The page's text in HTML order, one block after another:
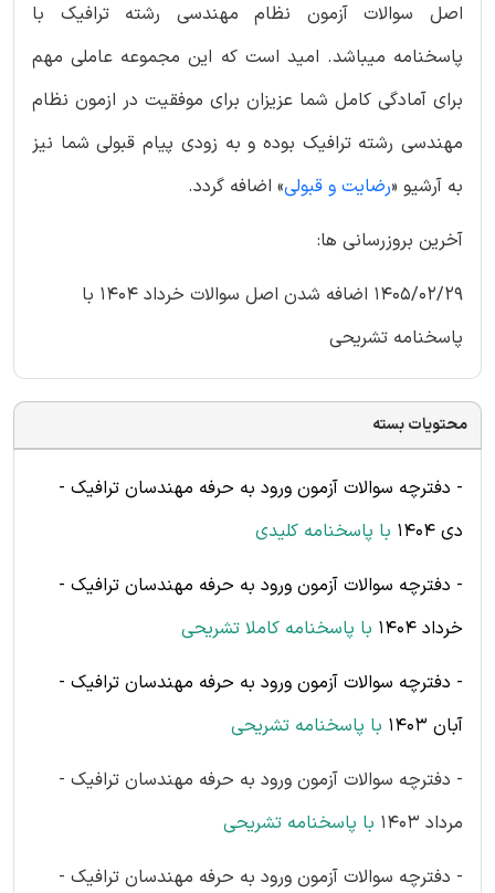
اصل سوالات آزمون نظام مهندسی رشته ترافیک با
پاسخنامه میباشد. امید است که این مجموعه عاملی مهم
برای آمادگی کامل شما عزیزان برای موفقیت در ازمون نظام
مهندسی رشته ترافیک بوده و به زودی پیام قبولی شما نیز
به آرشیو «رضایت و قبولی» اضافه گردد.
آخرین بروزرسانی ها:
1405/02/29 اضافه شدن اصل سوالات خرداد 1404 با
پاسخنامه تشریحی
محتویات بسته
- دفترچه سوالات آزمون ورود به حرفه مهندسان ترافیک -
دی 1404
با پاسخنامه کلیدی
- دفترچه سوالات آزمون ورود به حرفه مهندسان ترافیک -
خرداد 1404
با پاسخنامه کاملا تشریحی
- دفترچه سوالات آزمون ورود به حرفه مهندسان ترافیک -
آبان 1403
با پاسخنامه تشریحی
- دفترچه سوالات آزمون ورود به حرفه مهندسان ترافیک -
مرداد 1403
با پاسخنامه تشریحی
- دفترچه سوالات آزمون ورود به حرفه مهندسان ترافیک -